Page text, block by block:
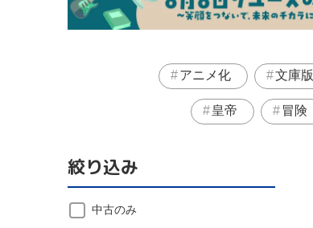
アニメ化 文庫版
皇帝 冒険
絞り込み
中古のみ